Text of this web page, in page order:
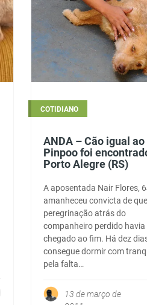
COTIDIANO
ANDA – Cão igual ao
Pinpoo foi
Porto Alegre (RS)
A aposentada Nair Flores,
amanheceu convicta de
peregrinação atrás do
companheiro perdido havia
chegado ao fim. Há dez
consegue dormir com
pela falta…
13 de março de